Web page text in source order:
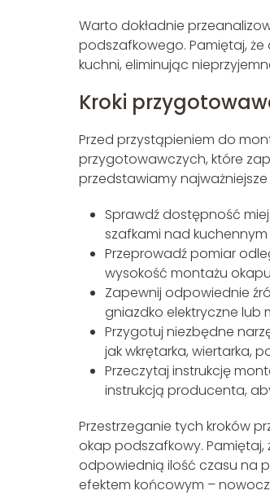
Warto dokładnie
podszafkowego. Pamiętaj,
kuchni, eliminując
Kroki
Przed przystąpieniem do
przygotowawczych, które
przedstawiamy
Sprawdź dostępność
szafkami nad
Przeprowadź pomiar
wysokość montażu
Zapewnij odpowiednie
gniazdko elektryczne lub
Przygotuj niezbędne
jak wkrętarka, wiertarka,
Przeczytaj instrukcję
instrukcją producenta,
Przestrzeganie tych kroków
okap podszafkowy.
odpowiednią ilość czasu na
efektem końcowym –